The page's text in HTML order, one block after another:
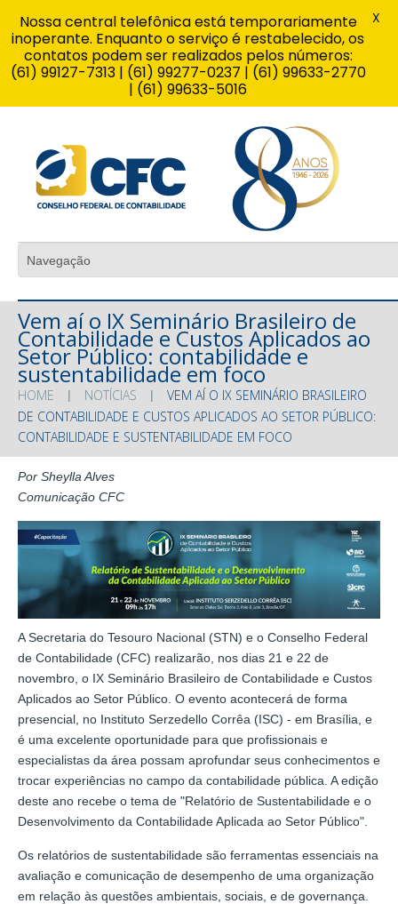
Vem aí o IX Seminário Brasileiro de
Contabilidade e Custos Aplicados ao
Setor Público: contabilidade e
sustentabilidade em foco
HOME NOTÍCIAS
VEM AÍ O IX SEMINÁRIO BRASILEIRO
DE CONTABILIDADE E CUSTOS APLICADOS AO SETOR PÚBLICO:
CONTABILIDADE E SUSTENTABILIDADE EM FOCO
Por Sheylla Alves
Comunicação CFC
A Secretaria do Tesouro Nacional (STN) e o Conselho Federal
de Contabilidade (CFC) realizarão, nos dias 21 e 22 de
novembro, o IX Seminário Brasileiro de Contabilidade e Custos
Aplicados ao Setor Público. O evento acontecerá de forma
presencial, no Instituto Serzedello Corrêa (ISC) - em Brasília, e
é uma excelente oportunidade para que profissionais e
especialistas da área possam aprofundar seus conhecimentos e
trocar experiências no campo da contabilidade pública. A edição
deste ano recebe o tema de "Relatório de Sustentabilidade e o
Desenvolvimento da Contabilidade Aplicada ao Setor Público".
Os relatórios de sustentabilidade são ferramentas essenciais na
avaliação e comunicação de desempenho de uma organização
em relação às questões ambientais, sociais, e de governança.
Nossa central telefônica está temporariamente
inoperante. Enquanto o serviço é restabelecido, os
contatos podem ser realizados pelos números:
(61) 99127-7313 | (61) 99277-0237 | (61) 99633-2770
| (61) 99633-5016
X